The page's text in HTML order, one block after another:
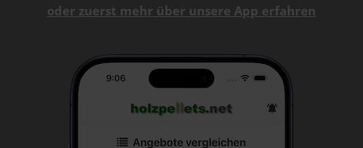
oder zuerst mehr über unsere App erfahren